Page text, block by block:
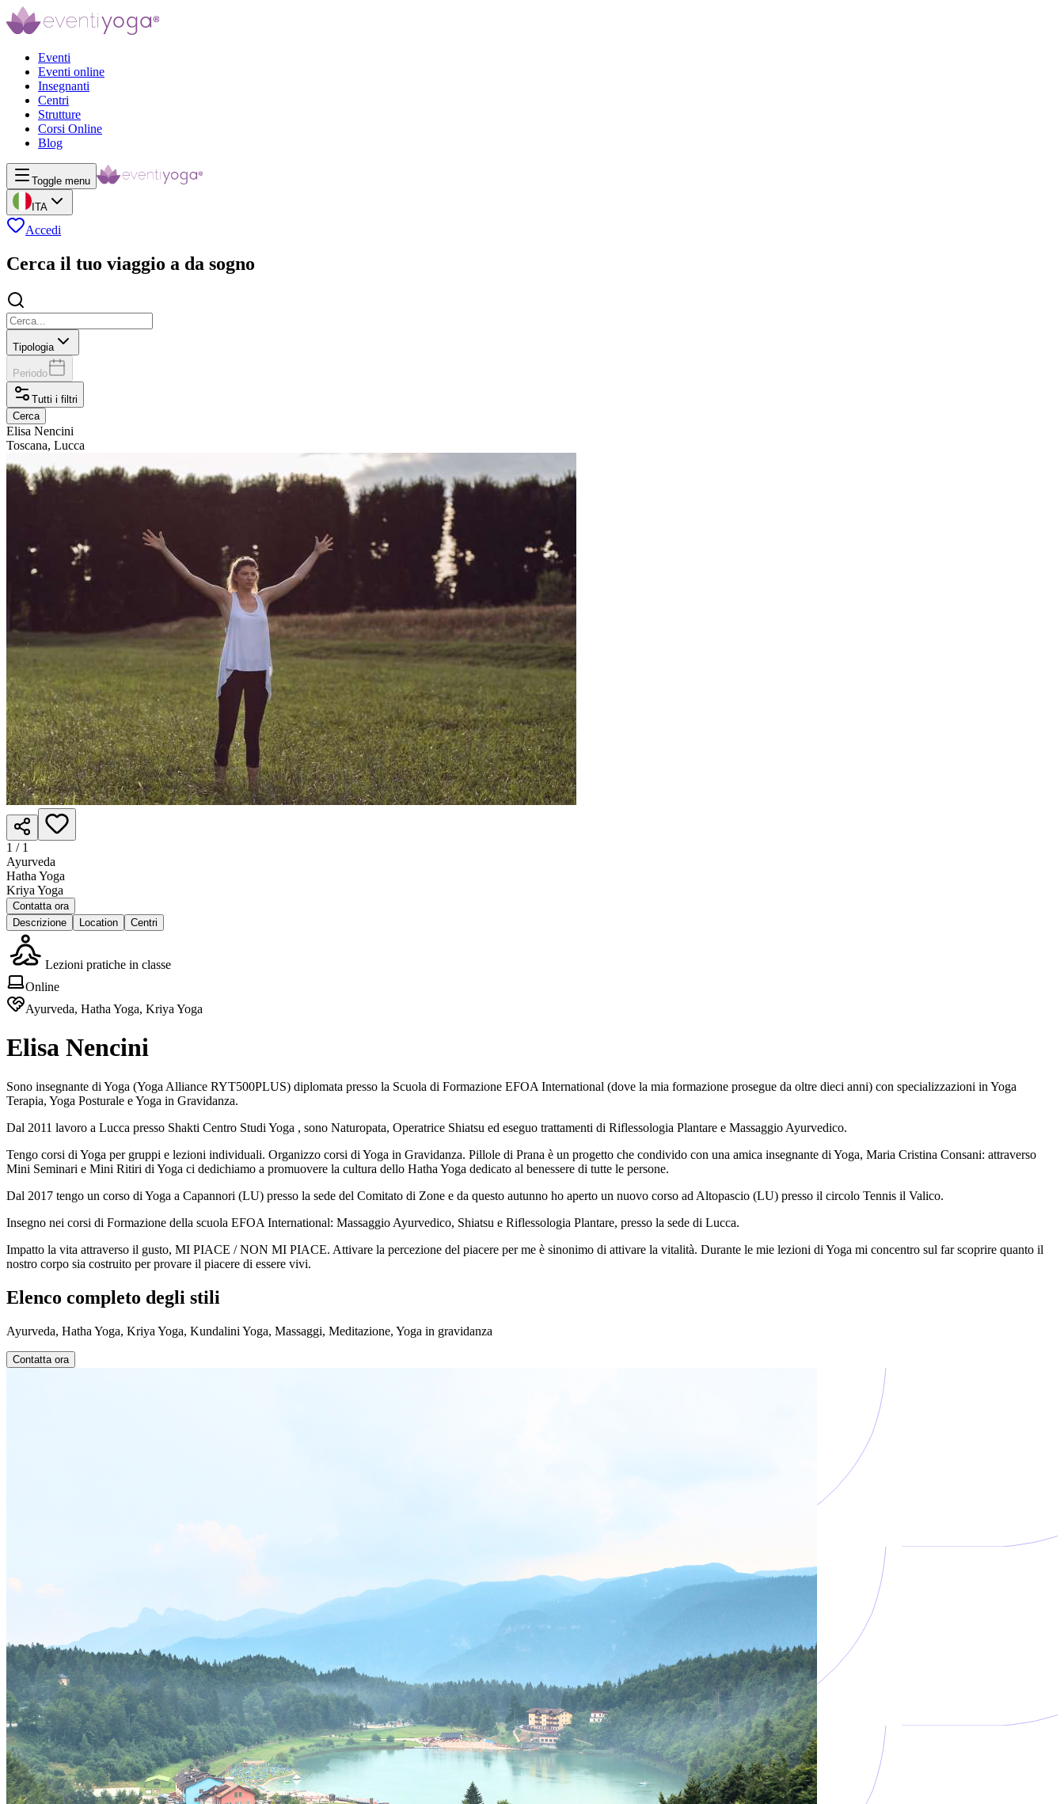
Eventi
Eventi online
Insegnanti
Centri
Strutture
Corsi Online
Blog
Toggle menu
ITA
Accedi
Cerca il tuo viaggio a da sogno
Tipologia
Periodo
Tutti i filtri
Cerca
Elisa Nencini
Toscana, Lucca
1 / 1
Ayurveda
Hatha Yoga
Kriya Yoga
Contatta ora
Descrizione
Location Centri
Lezioni pratiche in classe
Online
Ayurveda, Hatha Yoga, Kriya Yoga
Elisa Nencini
Sono insegnante di Yoga (Yoga Alliance RYT500PLUS) diplomata presso la Scuola di Formazione EFOA International (dove la mia formazione prosegue da oltre dieci anni) con specializzazioni in Yoga
Terapia, Yoga Posturale e Yoga in Gravidanza.
Dal 2011 lavoro a Lucca presso Shakti Centro Studi Yoga , sono Naturopata, Operatrice Shiatsu ed eseguo trattamenti di Riflessologia Plantare e Massaggio Ayurvedico.
Tengo corsi di Yoga per gruppi e lezioni individuali. Organizzo corsi di Yoga in Gravidanza. Pillole di Prana è un progetto che condivido con una amica insegnante di Yoga, Maria Cristina Consani: attraverso
Mini Seminari e Mini Ritiri di Yoga ci dedichiamo a promuovere la cultura dello Hatha Yoga dedicato al benessere di tutte le persone.
Dal 2017 tengo un corso di Yoga a Capannori (LU) presso la sede del Comitato di Zone e da questo autunno ho aperto un nuovo corso ad Altopascio (LU) presso il circolo Tennis il Valico.
Insegno nei corsi di Formazione della scuola EFOA International: Massaggio Ayurvedico, Shiatsu e Riflessologia Plantare, presso la sede di Lucca.
Impatto la vita attraverso il gusto, MI PIACE / NON MI PIACE. Attivare la percezione del piacere per me è sinonimo di attivare la vitalità. Durante le mie lezioni di Yoga mi concentro sul far scoprire quanto il
nostro corpo sia costruito per provare il piacere di essere vivi.
Elenco completo degli stili
Ayurveda, Hatha Yoga, Kriya Yoga, Kundalini Yoga, Massaggi, Meditazione, Yoga in gravidanza
Contatta ora